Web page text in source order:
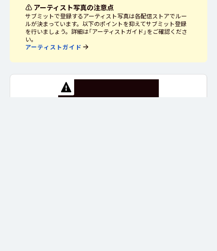
⚠ アーティスト写真の注意点
サブミットで登録するアーティスト写真は各配信ストアでルー
ルが決まっています。以下のポイントを抑えてサブミット登録
を行いましょう。詳細は「アーティストガイド」をご確認くださ
い。
アーティストガイド